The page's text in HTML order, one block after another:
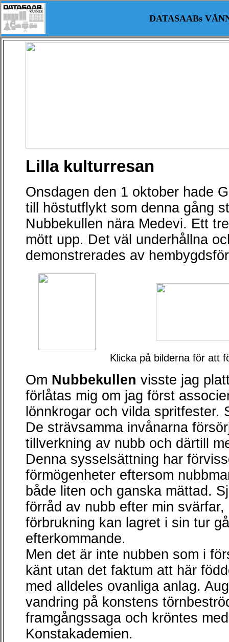
DATASAABs
Lilla kulturresan
Onsdagen den 1 oktober hade
till höstutflykt som denna gång
Nubbekullen nära Medevi. Ett
mött upp. Det väl underhållna
demonstrerades av
Klicka på bilderna för att
Om Nubbekullen visste jag
förlåtas mig om jag först
lönnkrogar och vilda spritfester.
De strävsamma invånarna
tillverkning av nubb och därtill
Denna sysselsättning har
förmögenheter eftersom
både liten och ganska mättad.
förråd av nubb efter min
förbrukning kan lagret i sin tur
efterkommande.
Men det är inte nubben som i
känt utan det faktum att här
med alldeles ovanliga anlag.
vandring på konstens
framgångssaga och kröntes
Konstakademien.